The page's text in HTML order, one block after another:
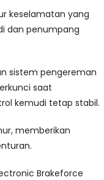
keselamatan yang
dan penumpang
sistem pengereman
saat
kemudi tetap stabil.
memberikan
Brakeforce